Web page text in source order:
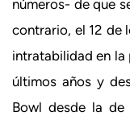
números- de que
contrario, el 12 de
intratabilidad en
últimos años y
Bowl desde la de